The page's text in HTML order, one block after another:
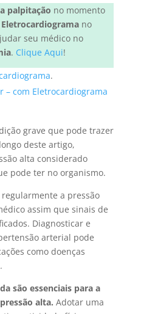
palpitação no momento
no
seu médico no
. Clique Aqui!
.
– com Eletrocardiograma
grave que pode trazer
deste artigo,
alta considerado
pode ter no organismo.
a pressão
assim que sinais de
Diagnosticar e
arterial pode
como doenças
são essenciais para a
alta. Adotar uma